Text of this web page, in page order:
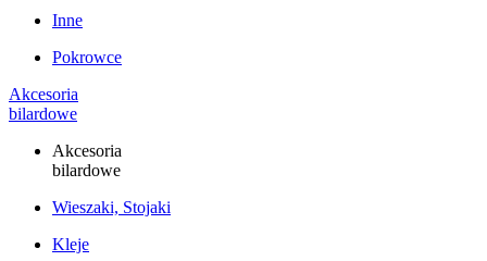
Inne
Pokrowce
Akcesoria
bilardowe
Akcesoria
bilardowe
Wieszaki, Stojaki
Kleje